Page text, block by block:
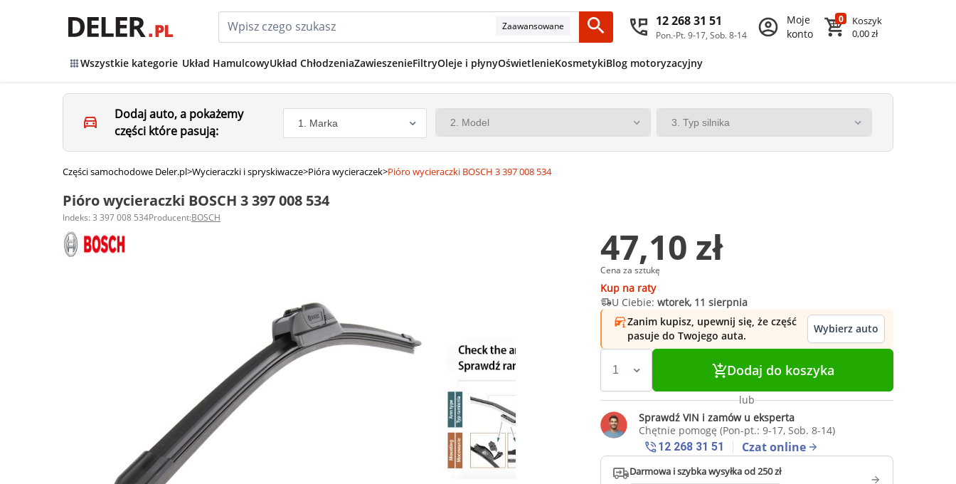
Zaawansowane 12 268 31 51
Pon.-Pt. 9-17, Sob. 8-14
Moje
konto
0
Koszyk
0,00 zł
Wszystkie kategorie Układ HamulcowyUkład ChłodzeniaZawieszenieFiltryOleje i płynyOświetlenieKosmetykiBlog motoryzacyjny
Dodaj auto, a pokażemy
części które pasują:
Części samochodowe Deler.pl>Wycieraczki i spryskiwacze>Pióra wycieraczek>Pióro wycieraczki BOSCH 3 397 008 534
Pióro wycieraczki BOSCH 3 397 008 534
Indeks: 3 397 008 534Producent:BOSCH
47,10 zł
Cena za sztukę
Kup na raty
U Ciebie:wtorek, 11 sierpnia
Zanim kupisz, upewnij się, że część
pasuje do Twojego auta.
Wybierz auto
Dodaj do koszyka
lub
Sprawdź VIN i zamów u eksperta
Chętnie pomogę (Pon-pt.: 9-17, Sob. 8-14)
12 268 31 51
Czat online
Darmowa i szybka wysyłka od 250 zł